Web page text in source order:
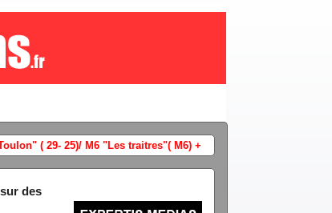
TF1 audience "The Voice 2026"
des